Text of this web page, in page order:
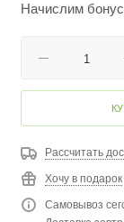
Начислим
Рассчитать
Хочу в подарок
Самовывоз